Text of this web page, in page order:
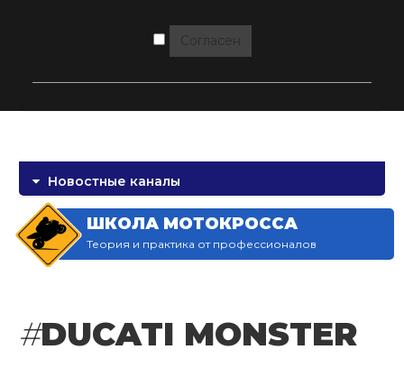
Согласен
Новостные каналы
ШКОЛА МОТОКРОССА
Теория и практика от профессионалов
#DUCATI MONSTER